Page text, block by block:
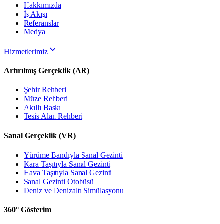
Hakkımızda
İş Akışı
Referanslar
Medya
Hizmetlerimiz
Artırılmış Gerçeklik (AR)
Şehir Rehberi
Müze Rehberi
Akıllı Baskı
Tesis Alan Rehberi
Sanal Gerçeklik (VR)
Yürüme Bandıyla Sanal Gezinti
Kara Taşıtıyla Sanal Gezinti
Hava Taşıtıyla Sanal Gezinti
Sanal Gezinti Otobüsü
Deniz ve Denizaltı Simülasyonu
360° Gösterim